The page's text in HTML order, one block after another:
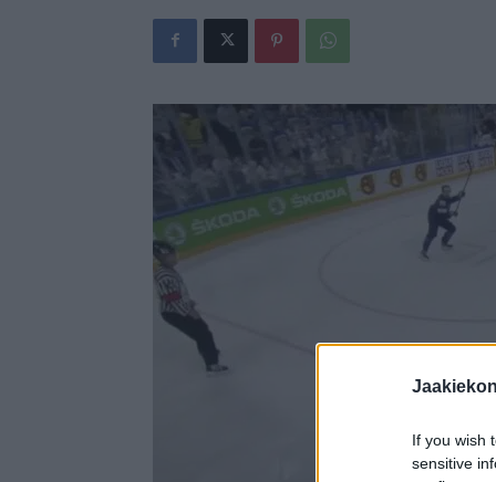
If you wish
sensitive